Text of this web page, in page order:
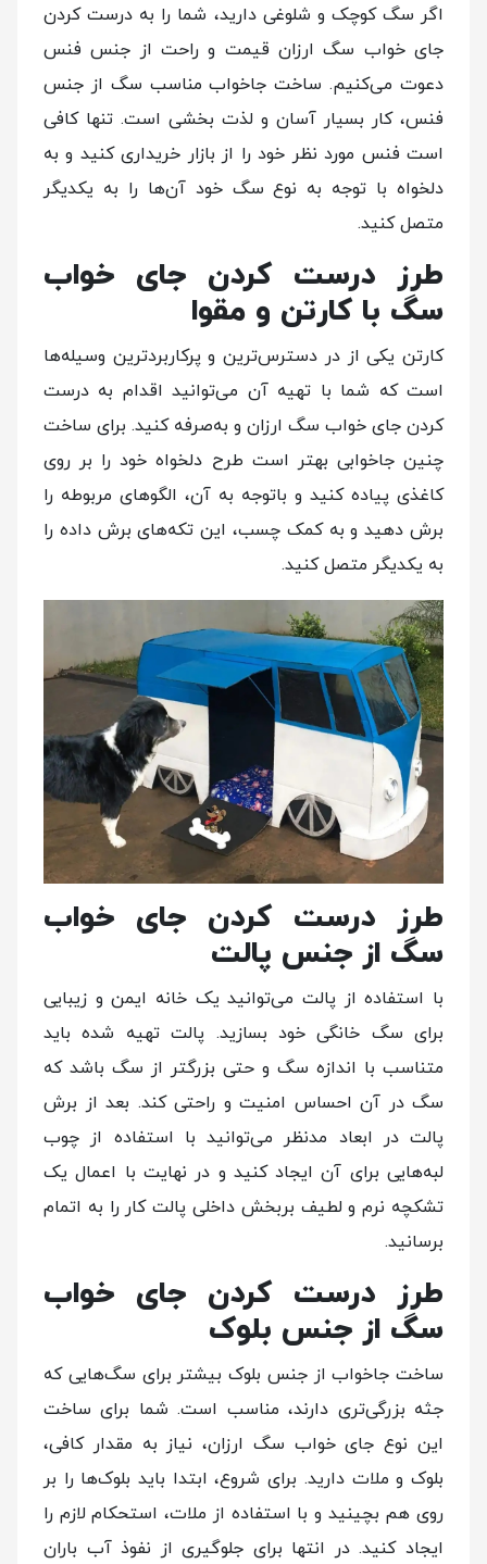
اگر سگ کوچک و شلوغی دارید، شما را به درست کردن
جای خواب سگ ارزان قیمت و راحت از جنس فنس
دعوت می‌کنیم. ساخت جاخواب مناسب سگ از جنس
فنس، کار بسیار آسان و لذت بخشی است. تنها کافی
است فنس مورد نظر خود را از بازار خریداری کنید و به
دلخواه با توجه به نوع سگ خود آن‌ها را به یکدیگر
متصل کنید.
طرز درست کردن جای خواب
سگ با کارتن و مقوا
کارتن یکی از در دسترس‌ترین و پرکاربردترین وسیله‌ها
است که شما با تهیه آن می‌توانید اقدام به درست
کردن جای خواب سگ ارزان و به‌صرفه کنید. برای ساخت
چنین جاخوابی بهتر است طرح دلخواه خود را بر روی
کاغذی پیاده کنید و ‌باتوجه به آن، الگوهای مربوطه را
برش دهید و به کمک چسب، این تکه‌های برش داده را
به یکدیگر متصل کنید.
طرز درست کردن جای خواب
سگ از جنس پالت
با استفاده از پالت می‌توانید یک خانه ایمن و زیبایی
برای سگ خانگی خود بسازید. پالت تهیه شده باید
متناسب با اندازه سگ و حتی بزرگتر از سگ باشد که
سگ در آن احساس امنیت و راحتی کند. بعد از برش
پالت در ابعاد مدنظر می‌توانید با استفاده از چوب
لبه‌‌هایی برای آن ایجاد کنید و در نهایت با اعمال یک
تشکچه نرم و لطیف بربخش داخلی پالت کار را به اتمام
برسانید.
طرز درست کردن جای خواب
سگ از جنس بلوک
ساخت جاخواب از جنس بلوک بیشتر برای سگ‌هایی که
جثه بزرگی‌تری دارند، مناسب است. شما برای ساخت
این نوع جای خواب سگ ارزان، نیاز به مقدار کافی،
بلوک و ملات دارید. برای شروع، ابتدا باید بلوک‌ها را بر
روی هم بچینید و با استفاده از ملات، استحکام لازم را
ایجاد کنید. در انتها برای جلوگیری از نفوذ آب باران